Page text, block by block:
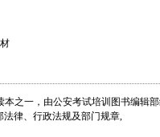
之一，由公安考试培训图书编辑
律、行政法规及部门规章,